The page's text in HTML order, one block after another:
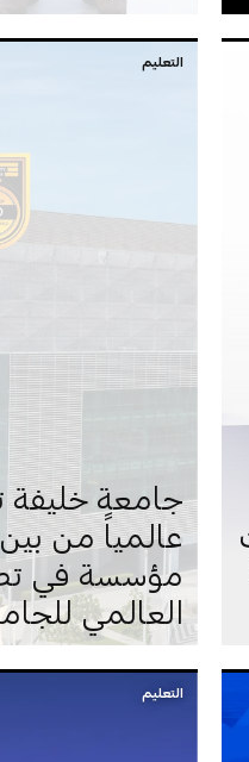
التعليم
مؤسسة في
العالمي
التعليم